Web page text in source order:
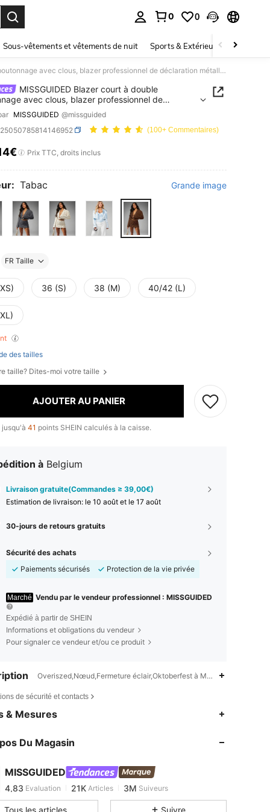
0 0
Sous-vêtements et vêtements de nuit Sports & Extérieur Enfants
MISSGUIDED Blazer court à double boutonnage avec clous, blazer professionnel de déclaration métallique pour le travail, automne hiver, bureau, soirée
MISSGUIDED Blazer court à double
avec clous, blazer professionnel de
soirée
MISSGUIDED @missguided
(100+ Commentaires)
AND AVAILABILITY
Prix TTC, droits inclus
Tabac Grande image
FR Taille
36 (S) 38 (M) 40/42 (L)
des tailles
taille? Dites-moi votre taille
AJOUTER AU PANIER
jusqu'à 41 points SHEIN calculés à la caisse.
à Belgium
Livraison gratuite(Commandes ≥ 39,00€)
Estimation de livraison: le 10 août et le 17 août
30-jours de retours gratuits
Sécurité des achats
Paiements sécurisés
Protection de la vie privée
Marché Vendu par le vendeur professionnel : MISSGUIDED
Expédié à partir de SHEIN
Informations et obligations du vendeur
Pour signaler ce vendeur et/ou ce produit
Overiszed,Nœud,Fermeture éclair,Oktoberfest à Munich
de sécurité et contacts
& Mesures
Du Magasin
MISSGUIDED
4,83
4,83
21K
4,83
21K
3M
4,83 Evaluation 21K Articles 3M Suiveurs
m***nest en train de naviguer
4,83 21K
3M
Tous les articles Suivre